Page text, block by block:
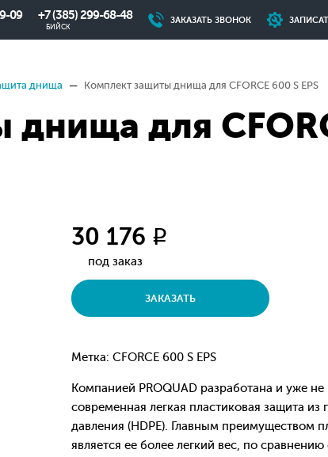
09 +7 (385) 299-68-48
БИЙСК
ЗАКАЗАТЬ ЗВОНОК
днища Комплект защиты днища для CFORCE 600 S EPS
для
30 176 q
под заказ
ЗАКАЗАТЬ
Метка: CFORCE 600 S EPS
Компанией PROQUAD разработана и уже
современная легкая пластиковая защита из
давления (HDPE). Главным преимуществом
является ее более легкий вес, по